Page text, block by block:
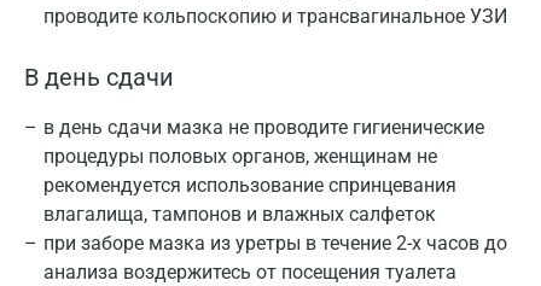
проводите кольпоскопию и трансвагинальное УЗИ
В день сдачи
в день сдачи мазка не проводите гигиенические
процедуры половых органов, женщинам не
рекомендуется использование спринцевания
влагалища, тампонов и влажных салфеток
при заборе мазка из уретры в течение 2-х часов до
анализа воздержитесь от посещения туалета